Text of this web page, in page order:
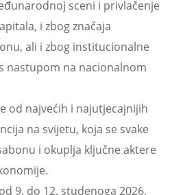
sceni i privlačenje
i zbog značaja
ali i zbog institucionalne
nastupom na nacionalnom
od najvećih i najutjecajnijih
na svijetu, koja se svake
i okuplja ključne aktere
9. do 12. studenoga 2026.